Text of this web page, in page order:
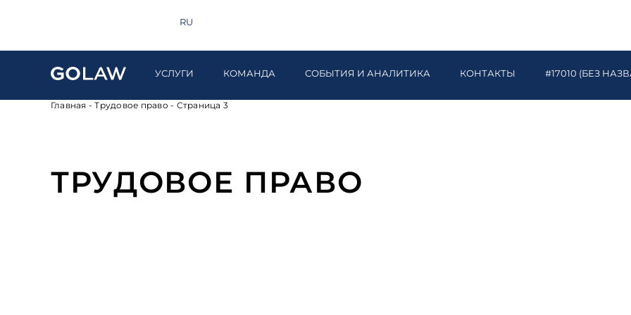
RU
УСЛУГИ КОМАНДА СОБЫТИЯ И АНАЛИТИКА КОНТАКТЫ #17010 (БЕЗ
Главная -Трудовое право - Страница 3
ТРУДОВОЕ ПРАВО